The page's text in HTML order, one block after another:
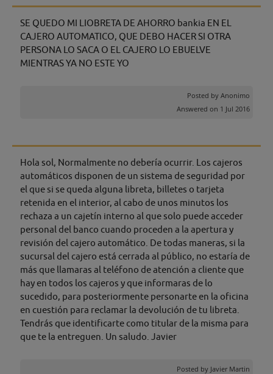
SE QUEDO MI LIOBRETA DE AHORRO bankia EN EL
CAJERO AUTOMATICO, QUE DEBO HACER SI OTRA
PERSONA LO SACA O EL CAJERO LO EBUELVE
MIENTRAS YA NO ESTE YO
Posted by Anonimo
Answered on 1 Jul 2016
Hola sol, Normalmente no debería ocurrir. Los cajeros
automáticos disponen de un sistema de seguridad por
el que si se queda alguna libreta, billetes o tarjeta
retenida en el interior, al cabo de unos minutos los
rechaza a un cajetín interno al que solo puede acceder
personal del banco cuando proceden a la apertura y
revisión del cajero automático. De todas maneras, si la
sucursal del cajero está cerrada al público, no estaría de
más que llamaras al teléfono de atención a cliente que
hay en todos los cajeros y que informaras de lo
sucedido, para posteriormente personarte en la oficina
en cuestión para reclamar la devolución de tu libreta.
Tendrás que identificarte como titular de la misma para
que te la entreguen. Un saludo. Javier
Posted by Javier Martin